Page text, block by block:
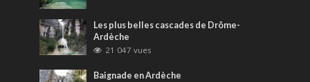
Les plus belles cascades de Drôme-
Ardèche
21 047 vues
Baignade en Ardèche